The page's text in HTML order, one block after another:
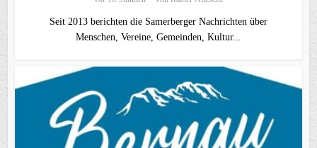
Seit 2013 berichten die Samerberger Nachrichten über
Menschen, Vereine, Gemeinden, Kultur...